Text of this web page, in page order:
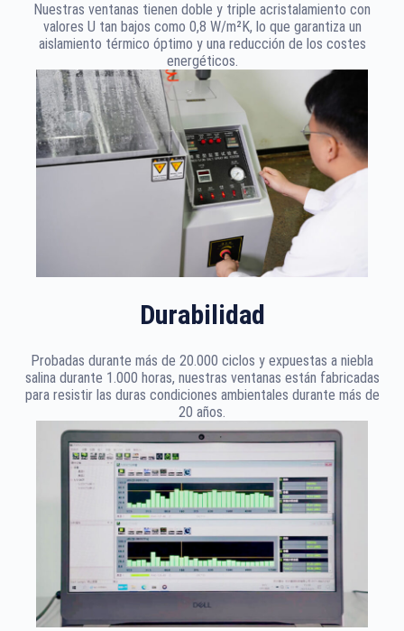
Nuestras ventanas tienen doble y triple acristalamiento con
valores U tan bajos como 0,8 W/m²K, lo que garantiza un
aislamiento térmico óptimo y una reducción de los costes
energéticos.
Durabilidad
Probadas durante más de 20.000 ciclos y expuestas a niebla
salina durante 1.000 horas, nuestras ventanas están fabricadas
para resistir las duras condiciones ambientales durante más de
20 años.